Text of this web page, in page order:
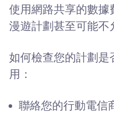
使用網路共享的數據
漫遊計劃甚至可能不
如何檢查您的計劃是
用：
聯絡您的行動電信